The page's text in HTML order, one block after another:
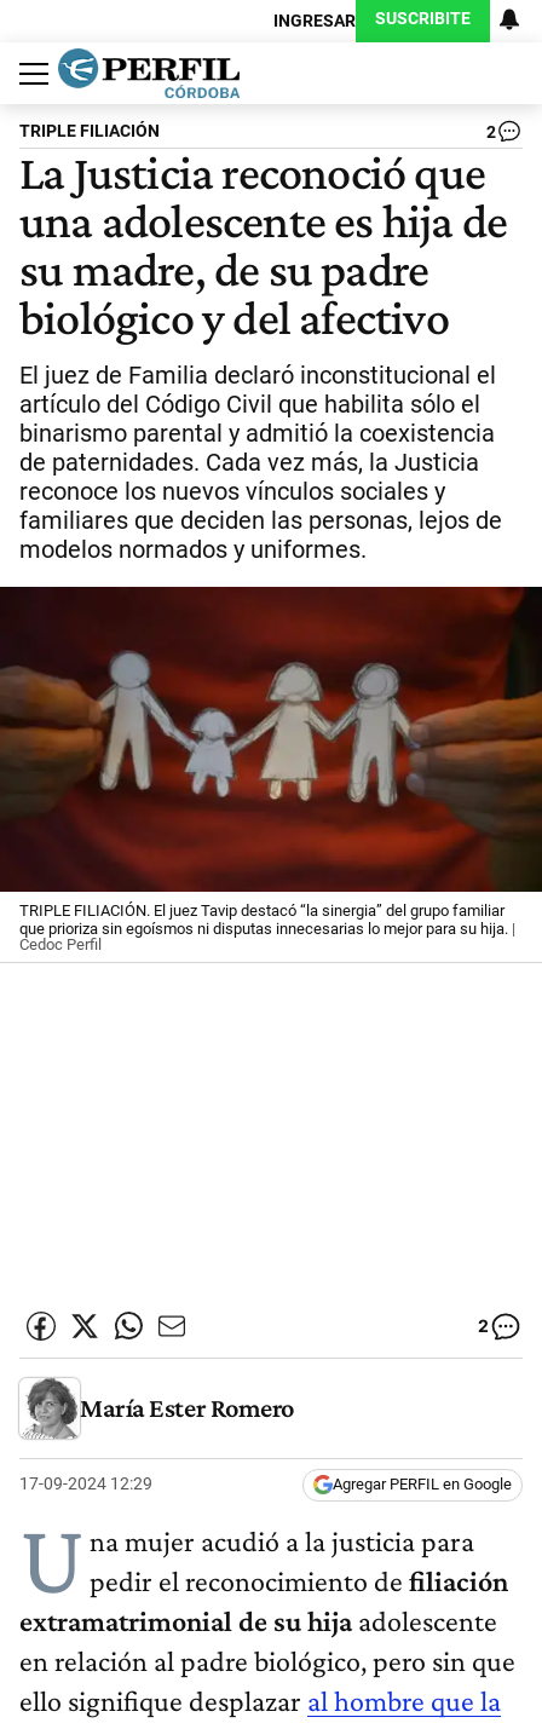
INGRESAR SUSCRIBITE
Política
Economía
Judiciales
Sociedad
Cultura
Espectáculos
Deportes
Protagonistas
TRIPLE FILIACIÓN 2
La Justicia reconoció que
una adolescente es hija de
su madre, de su padre
biológico y del afectivo
El juez de Familia declaró inconstitucional el
artículo del Código Civil que habilita sólo el
binarismo parental y admitió la coexistencia
de paternidades. Cada vez más, la Justicia
reconoce los nuevos vínculos sociales y
familiares que deciden las personas, lejos de
modelos normados y uniformes.
TRIPLE FILIACIÓN. El juez Tavip destacó “la sinergia” del grupo familiar
que prioriza sin egoísmos ni disputas innecesarias lo mejor para su hija. |
Cedoc Perfil
2
María Ester Romero
17-09-2024 12:29 Agregar PERFIL en Google
U na mujer acudió a la justicia para
pedir el reconocimiento de filiación
extramatrimonial de su hijaadolescente
en relación al padre biológico, pero sin que
ello signifique desplazar al hombre que la